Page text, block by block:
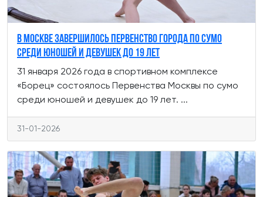
В Москве завершилось Первенство города по сумо
среди юношей и девушек до 19 лет
31 января 2026 года в спортивном комплексе
«Борец» состоялось Первенства Москвы по сумо
среди юношей и девушек до 19 лет. ...
31-01-2026